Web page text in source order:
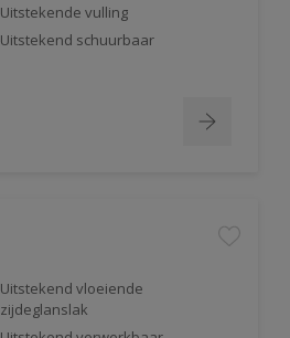
Uitstekende vulling
Uitstekend schuurbaar
Uitstekend vloeiende
zijdeglanslak